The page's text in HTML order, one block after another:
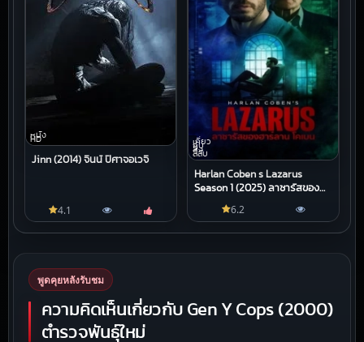
หนัง
HD
Jinn (2014) จินน์ ปีศาจอเวจี
4.1
เกี่ยว
กับ
สิ่ง
ลี้ลับ
Harlan Coben s Lazarus
Season 1 (2025) ลาซารัสของ
ฮาร์ลาน โคเบน
6.2
พูดคุยหลังรับชม
ความคิดเห็นเกี่ยวกับ Gen Y Cops (2000)
ตำรวจพันธุ์ใหม่